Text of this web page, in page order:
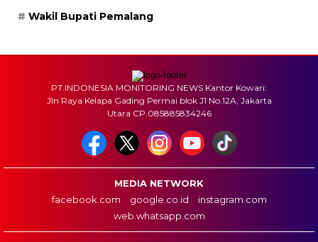
Wakil Bupati Pemalang
PT.INDONESIA MONITORING NEWS Kantor Kowari:
Jln Raya Kelapa Gading Permai blok J1 No.12A, Jakarta
Utara CP.085885834246
MEDIA NETWORK
facebook.com
google.co.id
instagram.com
web.whatsapp.com